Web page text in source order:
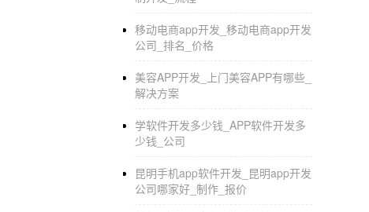
移动电商app开发_移动电商app开发
公司_排名_价格
美容APP开发_上门美容APP有哪些_
解决方案
学软件开发多少钱_APP软件开发多
少钱_公司
昆明手机app软件开发_昆明app开发
公司哪家好_制作_报价